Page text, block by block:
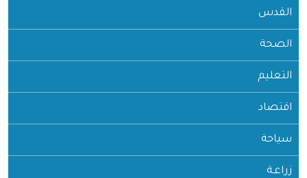
القدس
الصحة
التعليم
اقتصاد
سياحة
زراعـة